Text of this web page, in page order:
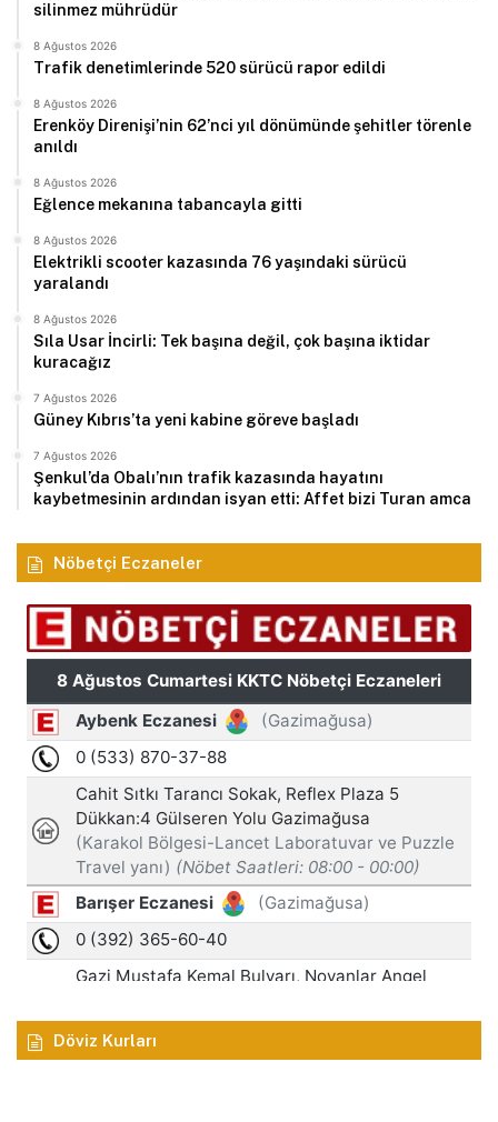
silinmez mührüdür
8 Ağustos 2026
Trafik denetimlerinde 520 sürücü rapor edildi
8 Ağustos 2026
Erenköy Direnişi’nin 62’nci yıl dönümünde şehitler törenle
anıldı
8 Ağustos 2026
Eğlence mekanına tabancayla gitti
8 Ağustos 2026
Elektrikli scooter kazasında 76 yaşındaki sürücü
yaralandı
8 Ağustos 2026
Sıla Usar İncirli: Tek başına değil, çok başına iktidar
kuracağız
7 Ağustos 2026
Güney Kıbrıs’ta yeni kabine göreve başladı
7 Ağustos 2026
Şenkul’da Obalı’nın trafik kazasında hayatını
kaybetmesinin ardından isyan etti: Affet bizi Turan amca
Nöbetçi Eczaneler
Döviz Kurları